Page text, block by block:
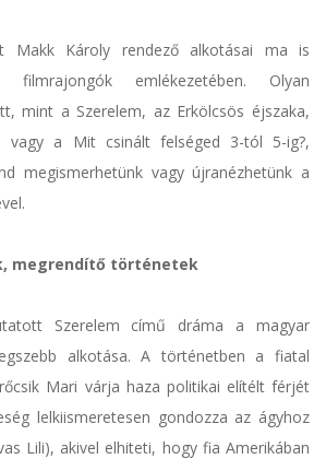
Makk Károly rendező alkotásai ma is
emlékezetében. Olyan
mint a Szerelem, az Erkölcsös éjszaka,
vagy a Mit csinált felséged 3-tól 5-ig?,
megismerhetünk vagy újranézhetünk a
megrendítő történetek
Szerelem című dráma a magyar
alkotása. A történetben a fiatal
Mari várja haza politikai elítélt férjét
lelkiismeretesen gondozza az ágyhoz
Lili), akivel elhiteti, hogy fia Amerikában